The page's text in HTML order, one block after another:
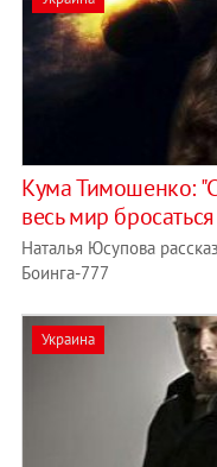
Кума Тимошенко:
весь мир
Наталья Юсупова
Боинга-777
Украина